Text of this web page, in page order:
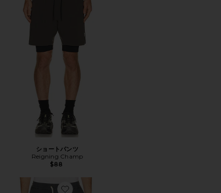
ショートパンツ
Reigning Champ
$88